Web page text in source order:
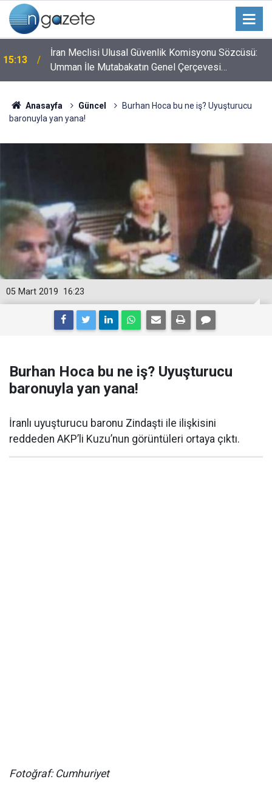
15:13
İran Meclisi Ulusal Güvenlik Komisyonu Sözcüsü:
Umman İle Mutabakatın Genel Çerçevesi
Neredeyse Şekillendi
Anasayfa Güncel
Burhan Hoca bu ne iş? Uyuşturucu
baronuyla yan yana!
16:23
05 Mart 2019
Burhan Hoca bu ne iş? Uyuşturucu
baronuyla yan yana!
İranlı uyuşturucu baronu Zindaşti ile ilişkisini
reddeden AKP’li Kuzu’nun görüntüleri ortaya çıktı.
Fotoğraf: Cumhuriyet